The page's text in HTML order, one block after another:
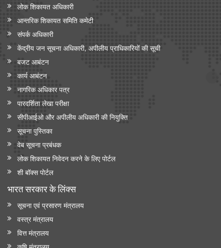
लोक शिकायत अधिकारी
आन्‍तरिक शिकायत समिति कमेटी
संपर्क अधिकारी
केंद्रीय जन सूचना अधिकारी, अपीलीय प्राधिकारियों की सूची
बजट आबंटन
कार्य आबंटन
नागरिक अधिकार पत्र
पारदर्शिता लेखा परीक्षा
सीपीआईओ और अपी‍लीय अधिकारी की नियुक्ति
सूचना पुस्तिका
वेब सूचना प्रबंधक
लोक शिकायत निवेदन करने के लिए पोर्टल
शी बॉक्स पोर्टल
भारत सरकार के लिंक्‍स
सूचना एवं प्रसारण मंत्रालय
वस्त्र मंत्रालय
वित्त मंत्रालय